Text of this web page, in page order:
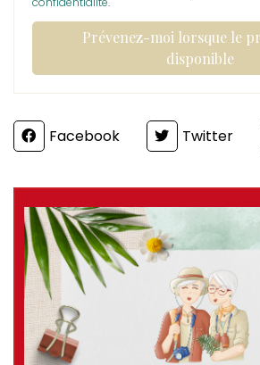
Prévenez-moi lorsque le
disponible
PartagerFacebook Twitter